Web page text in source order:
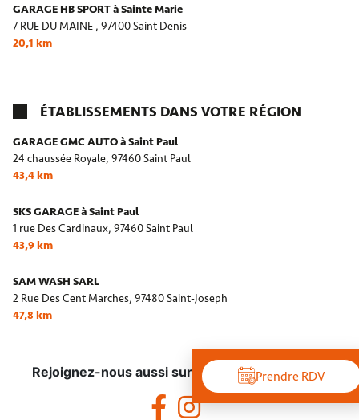
GARAGE HB SPORT à Sainte Marie
7 RUE DU MAINE , 97400 Saint Denis
20,1 km
ÉTABLISSEMENTS DANS VOTRE RÉGION
GARAGE GMC AUTO à Saint Paul
24 chaussée Royale, 97460 Saint Paul
43,4 km
SKS GARAGE à Saint Paul
1 rue Des Cardinaux, 97460 Saint Paul
43,9 km
SAM WASH SARL
2 Rue Des Cent Marches, 97480 Saint-Joseph
47,8 km
Prendre RDV
Rejoignez-nous aussi sur les réseaux sociaux !